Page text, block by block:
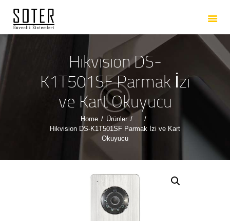
Hikvision DS-
K1T501SF Parmak İzi
ve Kart Okuyucu
Home Ürünler
...
Hikvision DS-K1T501SF Parmak İzi ve Kart
Okuyucu
ANASAYFA
HAKKIMIZDA
HIZMETLERIMIZ
ÜRÜNLERIMIZ
REFERANSLARIMIZ
İLETIŞIM